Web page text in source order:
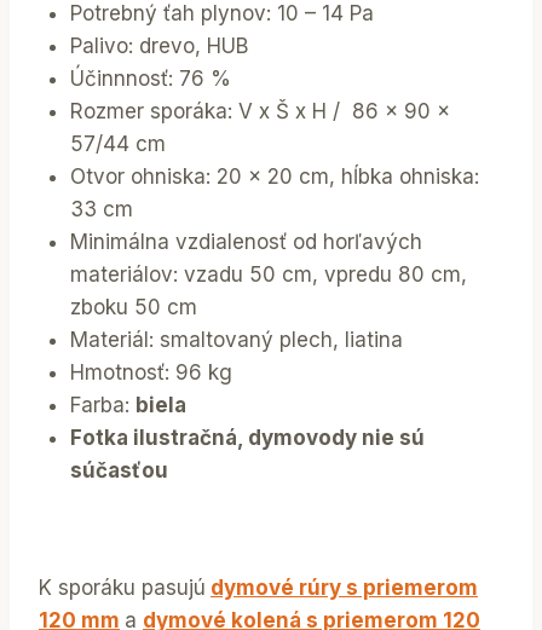
Potrebný ťah plynov: 10 – 14 Pa
Palivo: drevo, HUB
Účinnnosť: 76 %
Rozmer sporáka: V x Š x H / 86 x 90 x
57/44 cm
Otvor ohniska: 20 x 20 cm, hĺbka ohniska:
33 cm
Minimálna vzdialenosť od horľavých
materiálov: vzadu 50 cm, vpredu 80 cm,
zboku 50 cm
Materiál: smaltovaný plech, liatina
Hmotnosť: 96 kg
Farba: biela
Fotka ilustračná, dymovody nie sú
súčasťou
K sporáku pasujú dymové rúry s priemerom
120 mm a dymové kolená s priemerom 120